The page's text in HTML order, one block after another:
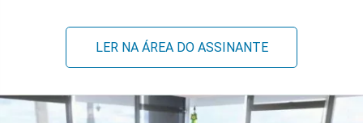
LER NA ÁREA DO ASSINANTE